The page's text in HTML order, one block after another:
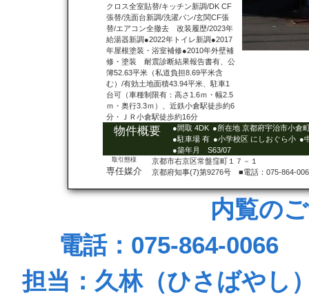
クロス全室貼替/キッチン新調/DK CF
張替/洗面台新調/洗濯パン/玄関CF張
替/エアコン全撤去 改装履歴/2023年
給湯器新調●2022年トイレ新調●2017
年屋根塗装・浴室補修●2010年外壁補
修・塗装 耐震診断結果報告書有、公
簿52.63平米（私道負担8.69平米含
む）/有効土地面積43.94平米、駐車1
台可（車種制限有：高さ1.6ｍ・幅2.5
ｍ・奥行3.3ｍ）、近鉄小倉駅徒歩約6
分・ＪＲ小倉駅徒歩約16分
物件概要 ●間取 4DK ●所在地 京都府宇治市小倉
●駐車場 有 ●小学校区 にしおぐら小 ●
●築年月 S63/07
取引態様
専任媒介
京都市右京区常盤窪町１７－１
京都府知事(7)第9276号 ■電話：075-864-
内覧の
電話：075-864-0066
担当：久林（ひさばやし